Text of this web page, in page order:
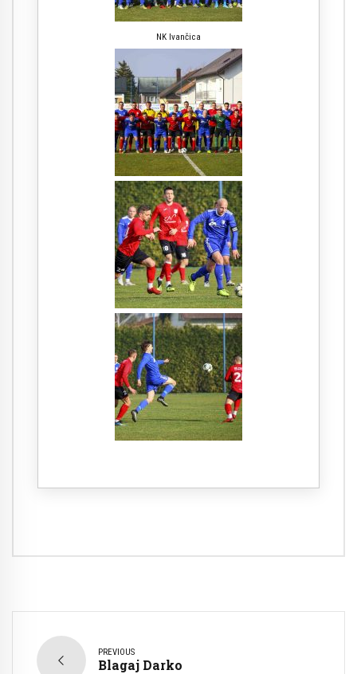
NK Ivančica
PREVIOUS
Blagaj Darko